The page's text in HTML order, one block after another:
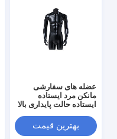
عضله های سفارشی
مانکن مرد ایستاده
ایستاده حالت پایداری بالا
بهترین قیمت